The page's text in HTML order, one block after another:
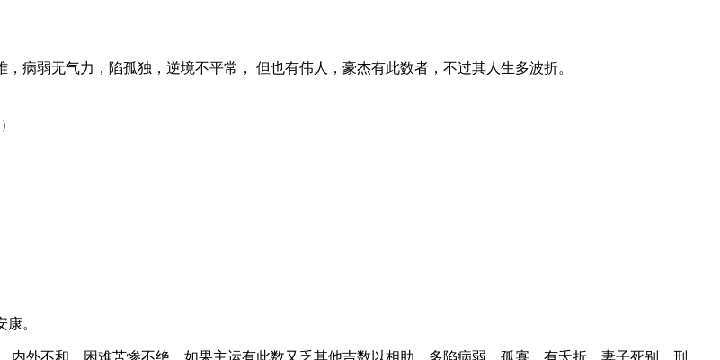
弱无气力，陷孤独，逆境不平常， 但也有伟人，豪杰有此数者，不过其人生多波折。
。
不和，困难苦惨不绝。如果主运有此数又乏其他吉数以相助，多陷病弱，孤寡，有夭折，妻子死别，刑